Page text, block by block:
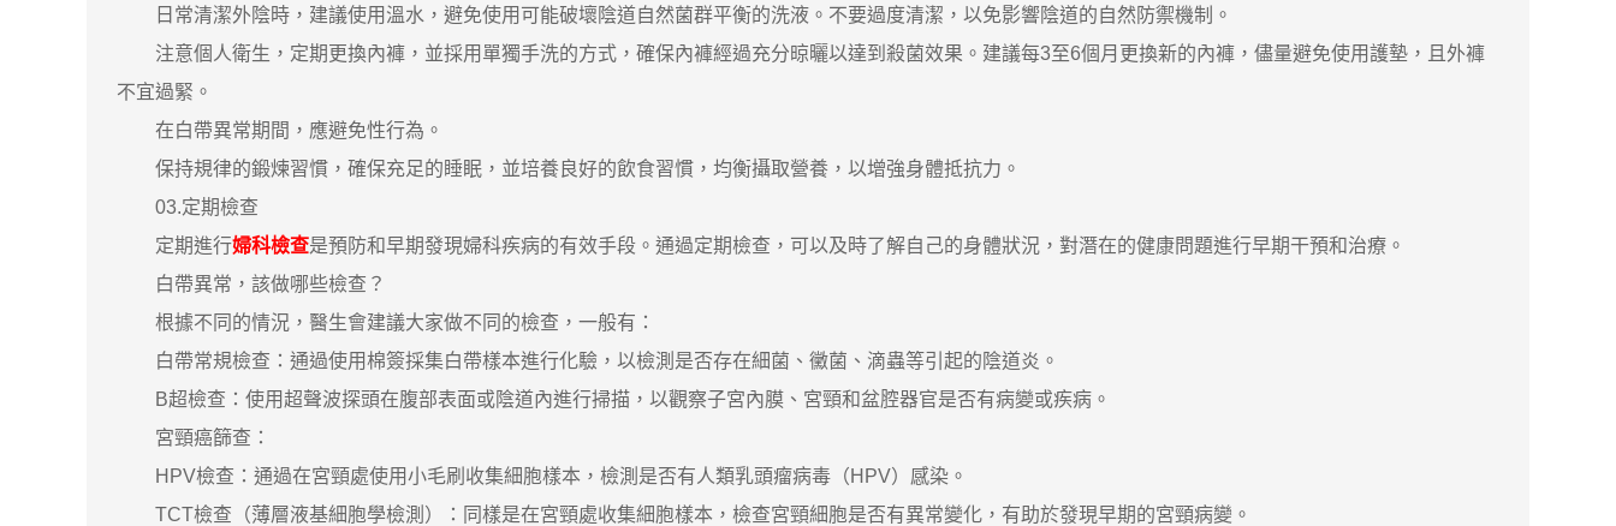
日常清潔外陰時，建議使用溫水，避免使用可能破壞陰道自然菌群平衡的洗液。不要過度清潔，以免影響陰道的自然防禦機制。
注意個人衛生，定期更換內褲，並採用單獨手洗的方式，確保內褲經過充分晾曬以達到殺菌效果。建議每3至6個月更換新的內褲，儘量避免使用護墊，且外褲
不宜過緊。
在白帶異常期間，應避免性行為。
保持規律的鍛煉習慣，確保充足的睡眠，並培養良好的飲食習慣，均衡攝取營養，以增強身體抵抗力。
03.定期檢查
定期進行婦科檢查是預防和早期發現婦科疾病的有效手段。通過定期檢查，可以及時了解自己的身體狀況，對潛在的健康問題進行早期干預和治療。
白帶異常，該做哪些檢查？
根據不同的情況，醫生會建議大家做不同的檢查，一般有：
白帶常規檢查：通過使用棉簽採集白帶樣本進行化驗，以檢測是否存在細菌、黴菌、滴蟲等引起的陰道炎。
B超檢查：使用超聲波探頭在腹部表面或陰道內進行掃描，以觀察子宮內膜、宮頸和盆腔器官是否有病變或疾病。
宮頸癌篩查：
HPV檢查：通過在宮頸處使用小毛刷收集細胞樣本，檢測是否有人類乳頭瘤病毒（HPV）感染。
TCT檢查（薄層液基細胞學檢測）：同樣是在宮頸處收集細胞樣本，檢查宮頸細胞是否有異常變化，有助於發現早期的宮頸病變。